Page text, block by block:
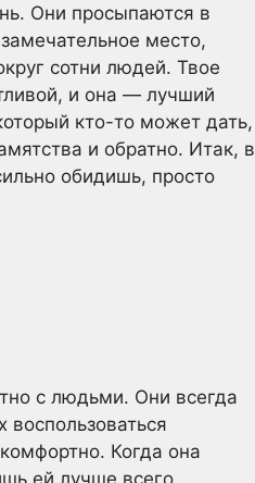
Они просыпаются в
место,
сотни людей. Твое
и она — лучший
кто-то может дать,
и обратно. Итак, в
обидишь, просто
с людьми. Они всегда
воспользоваться
Когда она
ей лучше всего,